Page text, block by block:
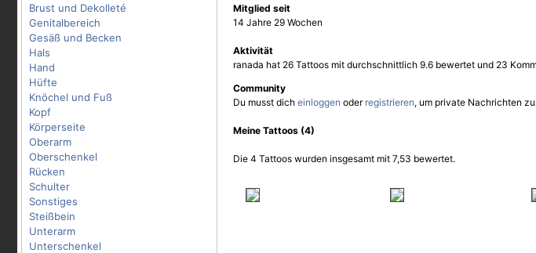
Brust und Dekolleté
Genitalbereich
Gesäß und Becken
Hals
Hand
Hüfte
Knöchel und Fuß
Kopf
Körperseite
Oberarm
Oberschenkel
Rücken
Schulter
Sonstiges
Steißbein
Unterarm
Unterschenkel
Mitglied seit
14 Jahre 29 Wochen
Aktivität
ranada hat 26 Tattoos mit durchschnittlich 9.6 bewertet und 23
Community
Du musst dich einloggen oder registrieren, um private Nachrichten
Meine Tattoos (4)
Die 4 Tattoos wurden insgesamt mit 7,53 bewertet.